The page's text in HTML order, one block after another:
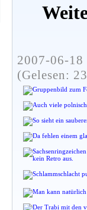
2007-06-
(Gelesen: